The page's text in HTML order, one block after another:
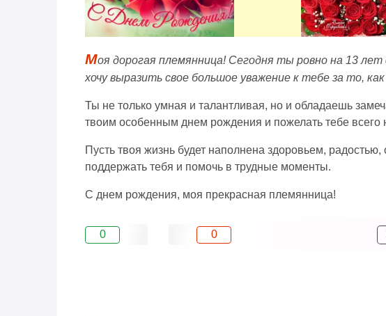
Моя дорогая племянница! Сегодня ты ровно на 13
хочу выразить свое большое уважение к тебе за то,
Ты не только умная и талантливая, но и обладаешь
твоим особенным днем рождения и пожелать тебе
Пусть твоя жизнь будет наполнена здоровьем,
поддержать тебя и помочь в трудные моменты.
С днем рождения, моя прекрасная племянница!
0 0